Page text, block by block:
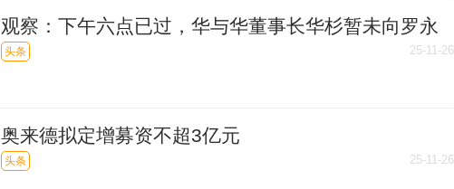
观察：下午六点已过，华与华董事长华杉暂未向罗永
浩公开道歉，罗永浩也未公布录音
头条 25-11-26
奥来德拟定增募资不超3亿元
头条 25-11-26